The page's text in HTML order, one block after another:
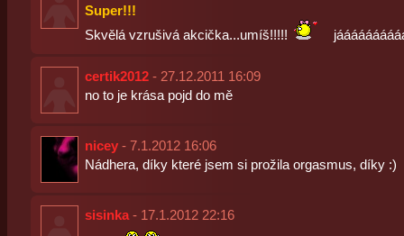
Super!!!
Skvělá vzrušivá akcička...umíš!!!!!
certik2012- 27.12.2011 16:09
no to je krása pojd do mě
nicey- 7.1.2012 16:06
Nádhera, díky které jsem si prožila orgasmus, díky :)
sisinka- 17.1.2012 22:16